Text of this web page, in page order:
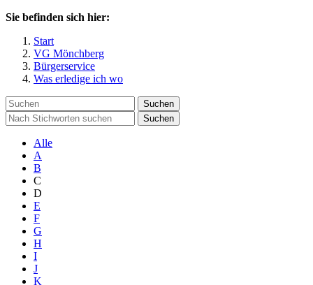
Sie befinden sich hier:
Start
VG Mönchberg
Bürgerservice
Was erledige ich wo
Suchen
Suchen
Alle
A
B
C
D
E
F
G
H
I
J
K